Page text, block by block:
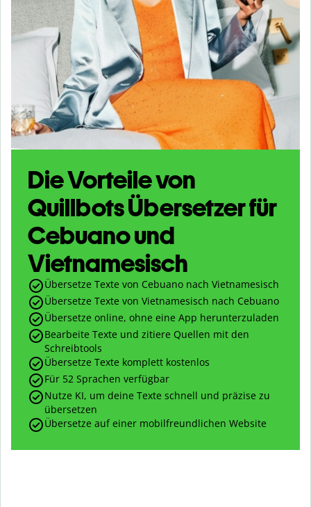
Die Vorteile von
Quillbots Übersetzer für
Cebuano und
Vietnamesisch
Übersetze Texte von Cebuano nach Vietnamesisch
Übersetze Texte von Vietnamesisch nach Cebuano
Übersetze online, ohne eine App herunterzuladen
Bearbeite Texte und zitiere Quellen mit den
Schreibtools
Übersetze Texte komplett kostenlos
Für 52 Sprachen verfügbar
Nutze KI, um deine Texte schnell und präzise zu
übersetzen
Übersetze auf einer mobilfreundlichen Website